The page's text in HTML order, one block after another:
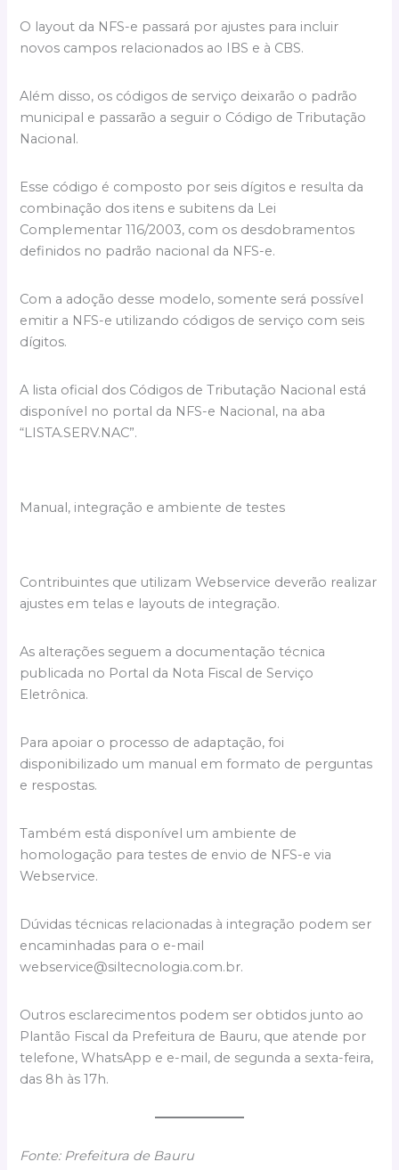
O layout da NFS-e passará por ajustes para incluir
novos campos relacionados ao IBS e à CBS.
Além disso, os códigos de serviço deixarão o padrão
municipal e passarão a seguir o Código de Tributação
Nacional.
Esse código é composto por seis dígitos e resulta da
combinação dos itens e subitens da Lei
Complementar 116/2003, com os desdobramentos
definidos no padrão nacional da NFS-e.
Com a adoção desse modelo, somente será possível
emitir a NFS-e utilizando códigos de serviço com seis
dígitos.
A lista oficial dos Códigos de Tributação Nacional está
disponível no portal da NFS-e Nacional, na aba
“LISTA.SERV.NAC”.
Manual, integração e ambiente de testes
Contribuintes que utilizam Webservice deverão realizar
ajustes em telas e layouts de integração.
As alterações seguem a documentação técnica
publicada no Portal da Nota Fiscal de Serviço
Eletrônica.
Para apoiar o processo de adaptação, foi
disponibilizado um manual em formato de perguntas
e respostas.
Também está disponível um ambiente de
homologação para testes de envio de NFS-e via
Webservice.
Dúvidas técnicas relacionadas à integração podem ser
encaminhadas para o e-mail
webservice@siltecnologia.com.br.
Outros esclarecimentos podem ser obtidos junto ao
Plantão Fiscal da Prefeitura de Bauru, que atende por
telefone, WhatsApp e e-mail, de segunda a sexta-feira,
das 8h às 17h.
Fonte: Prefeitura de Bauru